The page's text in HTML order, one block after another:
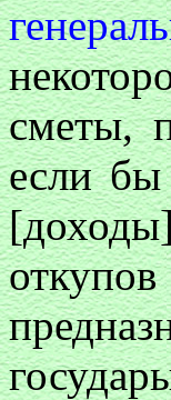
сметы,
если